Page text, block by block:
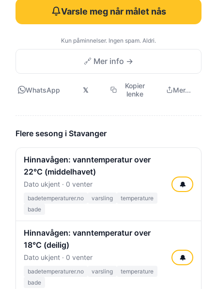
Varsle meg når målet nås
Kun påminnelser. Ingen spam. Aldri.
🔗 Mer info →
WhatsApp 𝕏
Kopier
lenke
Mer...
Flere sesong i Stavanger
Hinnavågen: vanntemperatur over
22°C (middelhavet)
Dato ukjent · 0 venter
badetemperaturer.no varsling
temperature
bade
🔔
Hinnavågen: vanntemperatur over
18°C (deilig)
Dato ukjent · 0 venter
badetemperaturer.no varsling
temperature
bade
🔔